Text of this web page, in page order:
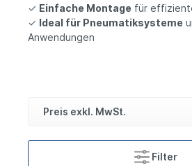
✓ Einfache Montage für
✓ Ideal für Pneumatiksysteme
Anwendungen
Preis exkl. MwSt.
Filter